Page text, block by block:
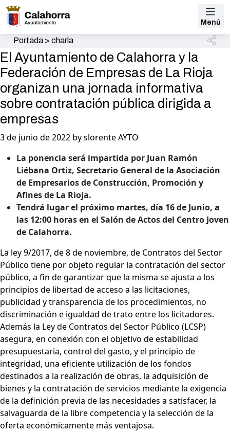
Menú
Portada> charla
El Ayuntamiento de Calahorra y la
Federación de Empresas de La Rioja
organizan una jornada informativa
sobre contratación pública dirigida a
empresas
3 de junio de 2022 by slorente AYTO
La ponencia será impartida por Juan Ramón
Liébana Ortiz, Secretario General de la Asociación
de Empresarios de Construcción, Promoción y
Afines de La Rioja.
Tendrá lugar el próximo martes, día 16 de Junio, a
las 12:00 horas en el Salón de Actos del Centro Joven
de Calahorra.
La ley 9/2017, de 8 de noviembre, de Contratos del Sector
Público tiene por objeto regular la contratación del sector
público, a fin de garantizar que la misma se ajusta a los
principios de libertad de acceso a las licitaciones,
publicidad y transparencia de los procedimientos, no
discriminación e igualdad de trato entre los licitadores.
Además la Ley de Contratos del Sector Público (LCSP)
asegura, en conexión con el objetivo de estabilidad
presupuestaria, control del gasto, y el principio de
integridad, una eficiente utilización de los fondos
destinados a la realización de obras, la adquisición de
bienes y la contratación de servicios mediante la exigencia
de la definición previa de las necesidades a satisfacer, la
salvaguarda de la libre competencia y la selección de la
oferta económicamente más ventajosa.